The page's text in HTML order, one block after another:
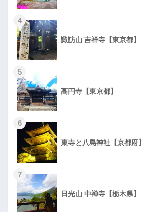
4
諏訪山 吉祥寺【東京都】
5
高円寺【東京都】
6
東寺と八島神社【京都府】
7
日光山 中禅寺【栃木県】